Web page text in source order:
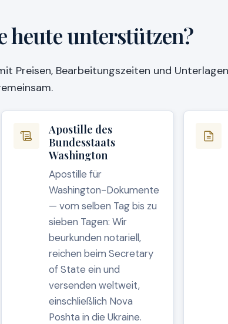
heute unterstützen?
Preisen, Bearbeitungszeiten und
Apostille des
Bundesstaats
Washington
Apostille für
Washington-Dokumente
— vom selben Tag bis zu
sieben Tagen: Wir
beurkunden notariell,
reichen beim Secretary
of State ein und
versenden weltweit,
einschließlich Nova
Poshta in die Ukraine.